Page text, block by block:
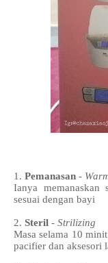
1. Pemanasan -
Ianya
sesuai dengan bayi
2. Steril - Strilizing
Masa selama 10
pacifier dan aksesori